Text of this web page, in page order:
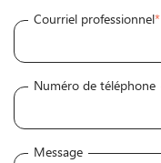
Courriel professionnel*
Numéro de téléphone
Message